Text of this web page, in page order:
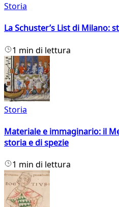
Storia
La Schuster’s List di Milano:
1 min di lettura
Storia
Materiale e immaginario: il
storia e di spezie
1 min di lettura